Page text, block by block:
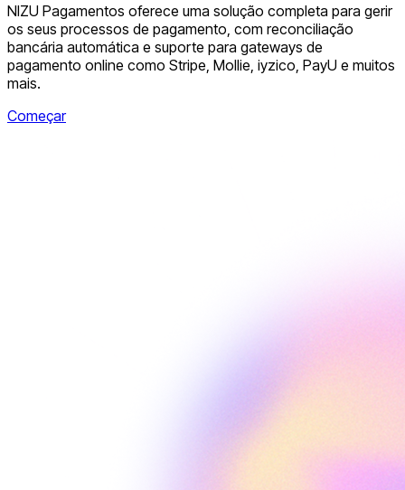
NIZU Pagamentos oferece uma solução completa para gerir
os seus processos de pagamento, com reconciliação
bancária automática e suporte para gateways de
pagamento online como Stripe, Mollie, iyzico, PayU e muitos
mais.
Começar